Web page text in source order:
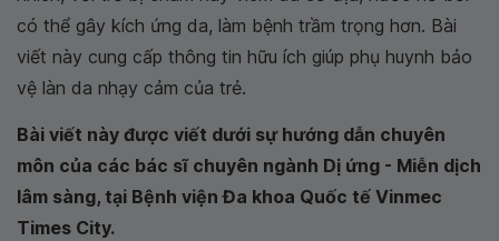
có thể gây kích ứng da, làm bệnh trầm trọng hơn. Bài
viết này cung cấp thông tin hữu ích giúp phụ huynh bảo
vệ làn da nhạy cảm của trẻ.
Bài viết này được viết dưới sự hướng dẫn chuyên
môn của các bác sĩ chuyên ngành Dị ứng - Miễn dịch
lâm sàng, tại Bệnh viện Đa khoa Quốc tế Vinmec
Times City.